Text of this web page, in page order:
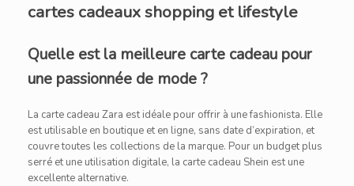
cartes cadeaux shopping et lifestyle
Quelle est la meilleure carte cadeau pour
une passionnée de mode ?
La carte cadeau Zara est idéale pour offrir à une fashionista. Elle
est utilisable en boutique et en ligne, sans date d’expiration, et
couvre toutes les collections de la marque. Pour un budget plus
serré et une utilisation digitale, la carte cadeau Shein est une
excellente alternative.